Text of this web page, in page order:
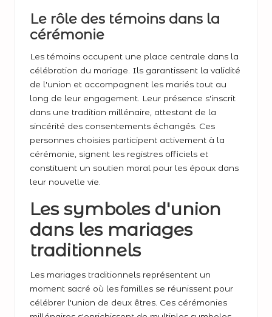
Le rôle des témoins dans la
cérémonie
Les témoins occupent une place centrale dans la
célébration du mariage. Ils garantissent la validité
de l'union et accompagnent les mariés tout au
long de leur engagement. Leur présence s'inscrit
dans une tradition millénaire, attestant de la
sincérité des consentements échangés. Ces
personnes choisies participent activement à la
cérémonie, signent les registres officiels et
constituent un soutien moral pour les époux dans
leur nouvelle vie.
Les symboles d'union
dans les mariages
traditionnels
Les mariages traditionnels représentent un
moment sacré où les familles se réunissent pour
célébrer l'union de deux êtres. Ces cérémonies